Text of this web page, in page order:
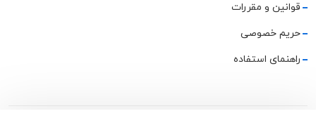
قوانین و مقررات
حریم خصوصی
راهنمای استفاده